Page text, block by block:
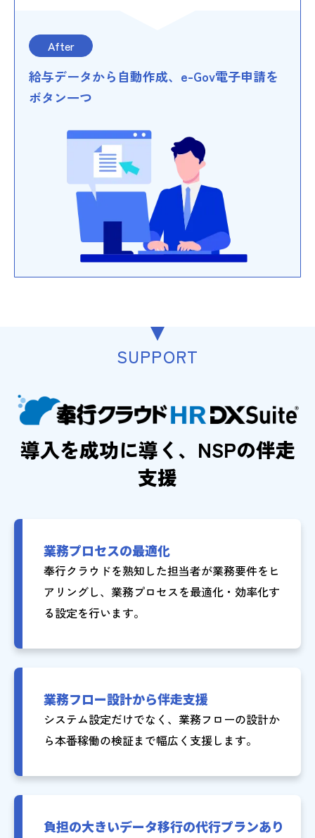
After
給与データから自動作成、e-Gov電子申請を
ボタン一つ
SUPPORT
導入を成功に導く、NSPの伴走
支援
業務プロセスの最適化
奉行クラウドを熟知した担当者が業務要件をヒ
アリングし、業務プロセスを最適化・効率化す
る設定を行います。
業務フロー設計から伴走支援
システム設定だけでなく、業務フローの設計か
ら本番稼働の検証まで幅広く支援します。
負担の大きいデータ移行の代行プランあり